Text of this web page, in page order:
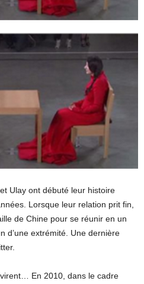
Ulay ont débuté leur histoire
Lorsque leur relation prit fin,
de Chine pour se réunir en un
d’une extrémité. Une dernière
En 2010, dans le cadre